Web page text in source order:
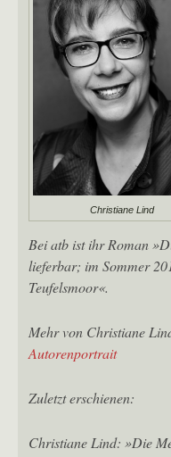
Christiane Lind
Bei atb ist ihr Roman
lieferbar; im Sommer
Teufelsmoor«.
Mehr von Christiane
Autorenportrait
Zuletzt erschienen:
Christiane Lind: »Die